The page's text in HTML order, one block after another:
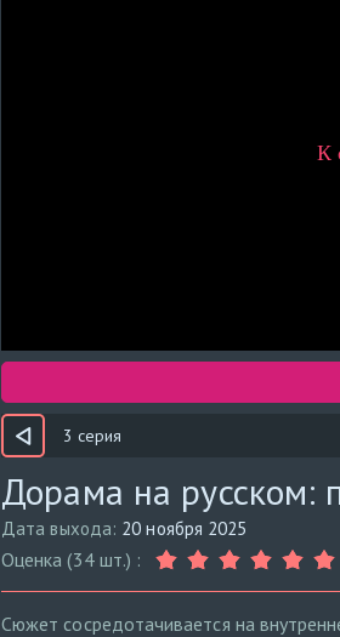
3 серия
Дорама на русском:
Дата выхода: 20 ноября 2025
Оценка (34 шт.) :
Сюжет сосредотачивается на